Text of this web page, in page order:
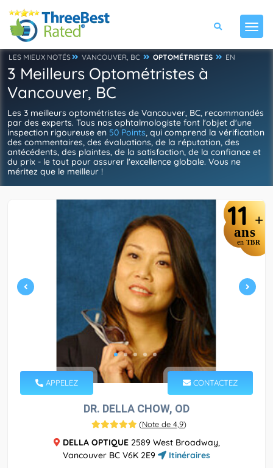
LES MIEUX NOTÉS VANCOUVER, BC OPTOMÉTRISTES EN
3 Meilleurs Optométristes à
Vancouver, BC
Les 3 meilleurs optométristes de Vancouver, BC, recommandés
par des experts. Tous nos ophtalmologiste font l'objet d'une
inspection rigoureuse en 50 Points, qui comprend la vérification
des commentaires, des évaluations, de la réputation, des
antécédents, des plaintes, de la satisfaction, de la confiance et
du prix - le tout pour assurer l'excellence globale. Vous ne
méritez que le meilleur !
11 +
ans
en TBR
APPELEZ CONTACTEZ
DR. DELLA CHOW, OD
(Note de 4,9)
DELLA OPTIQUE 2589 West Broadway,
Vancouver BC V6K 2E9
Itinéraires